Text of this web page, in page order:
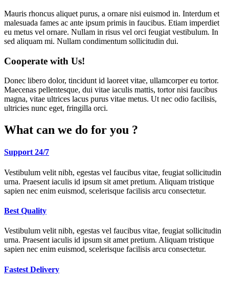
Mauris rhoncus aliquet purus, a ornare nisi euismod in. Interdum et
malesuada fames ac ante ipsum primis in faucibus. Etiam imperdiet
eu metus vel ornare. Nullam in risus vel orci feugiat vestibulum. In
sed aliquam mi. Nullam condimentum sollicitudin dui.
Cooperate with Us!
Donec libero dolor, tincidunt id laoreet vitae, ullamcorper eu tortor.
Maecenas pellentesque, dui vitae iaculis mattis, tortor nisi faucibus
magna, vitae ultrices lacus purus vitae metus. Ut nec odio facilisis,
ultricies nunc eget, fringilla orci.
What can we do for you ?
Support 24/7
Vestibulum velit nibh, egestas vel faucibus vitae, feugiat sollicitudin
urna. Praesent iaculis id ipsum sit amet pretium. Aliquam tristique
sapien nec enim euismod, scelerisque facilisis arcu consectetur.
Best Quality
Vestibulum velit nibh, egestas vel faucibus vitae, feugiat sollicitudin
urna. Praesent iaculis id ipsum sit amet pretium. Aliquam tristique
sapien nec enim euismod, scelerisque facilisis arcu consectetur.
Fastest Delivery